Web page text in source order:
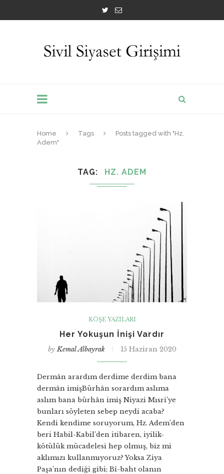
Home Tags
Posts tagged with "Hz.
Adem"
TAG HZ. ADEM
KÖŞE YAZILARI
Her Yokuşun İnişi Vardır
byKemal Albayrak 15 Haziran 2020
Dermân arardım derdime derdim bana
dermân imişBürhân sorardım aslıma
aslım bana bürhân imiş Niyazi Mısri’ye
bunları söyleten sebep neydi acaba?
Kendi kendime soruyorum, Hz. Adem’den
beri Habil-Kabil’den itibaren, iyilik-
kötülük mücadelesi hep olmuş, biz mi
aklımızı kullanmıyoruz? Yoksa Ziya
Paşa’nın dediği gibi; Bî-baht olanın